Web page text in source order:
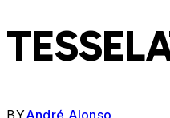
BYAndré Alonso